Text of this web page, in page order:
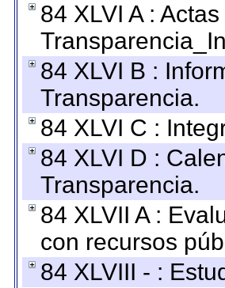
84 XLVI A :
84 XLVI B :
Transparencia.
84 XLVI C :
84 XLVI D :
Transparencia.
84 XLVII A :
con recursos
84 XLVIII - :